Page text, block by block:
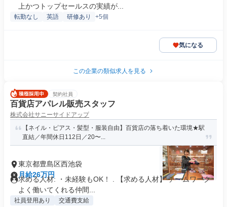
上かつトップセールスの実績が...
転勤なし 英語 研修あり +5個
気になる
この企業の類似求人を見る
契約社員
百貨店アパレル販売スタッフ
株式会社サニーサイドアップ
【ネイル・ピアス・髪型・服装自由】百貨店の落ち着いた環境★駅
直結／年間休日112日／20〜...
東京都豊島区西池袋
月給26万円
求める人材: ・未経験もOK！ . 【求める人材】 チームワーク
よく働いてくれる仲間...
社員登用あり 交通費支給